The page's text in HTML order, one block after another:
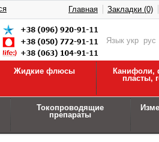
Язык укр рус
Главная Закладки (0)
Жидкие флюсы
Канифоли,
пласты,
Токопроводящие
препараты